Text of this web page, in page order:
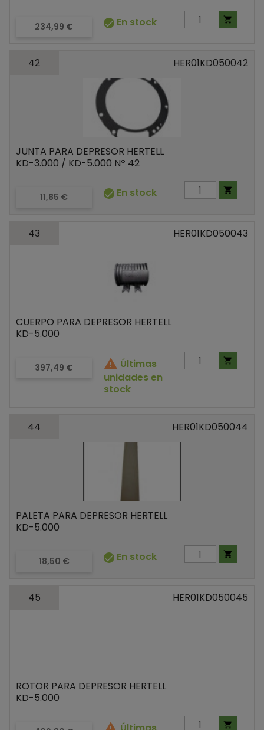
Precio
234,99 €  En stock 
42 HER01KD050042
JUNTA PARA DEPRESOR HERTELL
KD-3.000 / KD-5.000 Nº 42
Precio
11,85 €  En stock 
43 HER01KD050043
CUERPO PARA DEPRESOR HERTELL
KD-5.000
Precio
397,49 €  Últimas
unidades en
stock

44 HER01KD050044
PALETA PARA DEPRESOR HERTELL
KD-5.000
Precio
18,50 €  En stock 
45 HER01KD050045
ROTOR PARA DEPRESOR HERTELL
KD-5.000
